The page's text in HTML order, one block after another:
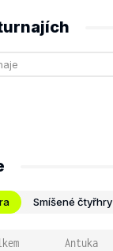
Smíšené čtyřhry
Antuka